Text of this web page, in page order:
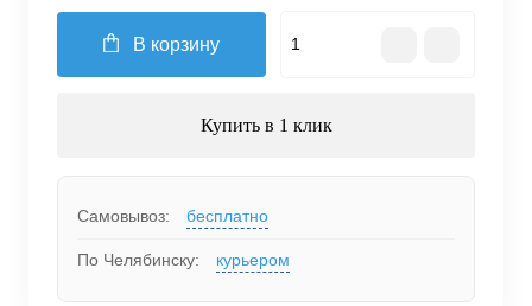
В корзину
Купить в 1 клик
Самовывоз: бесплатно
По Челябинску: курьером